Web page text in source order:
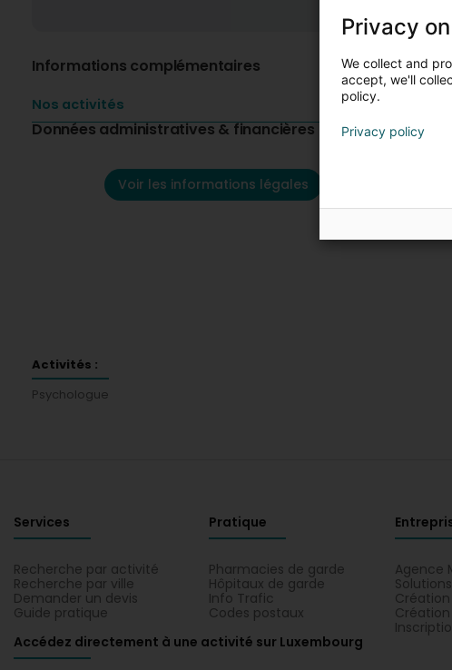
Informations complémentaires
Nos activités
Données administratives & financières
Voir les informations légales
Activités :
Psychologue
Services
Recherche par activité
Recherche par ville
Demander un devis
Guide pratique
Pratique
Pharmacies de garde
Hôpitaux de garde
Info Trafic
Codes postaux
Agence
Accédez directement à une activité sur Luxembourg
Privacy
We collect and
accept, we'll
policy.
Privacy policy